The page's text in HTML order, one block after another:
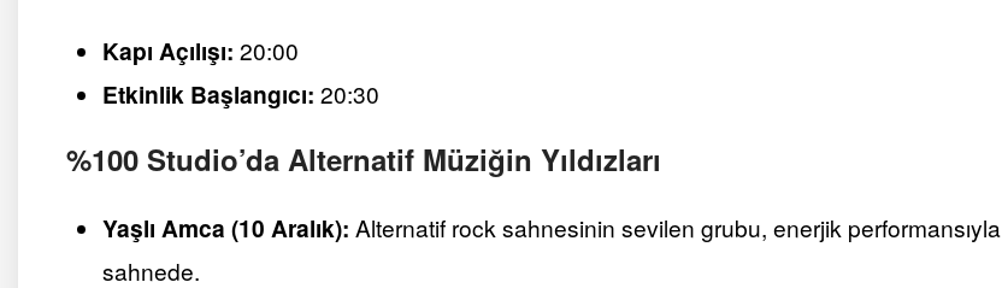
Kapı Açılışı: 20:00
Etkinlik Başlangıcı: 20:30
%100 Studio’da Alternatif Müziğin Yıldızları
Yaşlı Amca (10 Aralık): Alternatif rock sahnesinin sevilen grubu, enerjik performansıyla
sahnede.